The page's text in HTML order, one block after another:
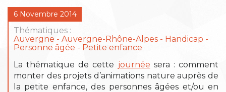
6 Novembre 2014
Thématiques :
Auvergne
Auvergne-Rhône-Alpes
Handicap
Personne âgée
Petite enfance
La thématique de cette journée sera : comment
monter des projets d’animations nature auprès de
la petite enfance, des personnes âgées et/ou en